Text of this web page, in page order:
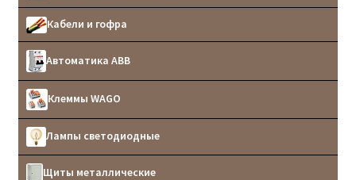
Кабели и гофра
Автоматика ABB
Клеммы WAGO
Лампы светодиодные
Щиты металлические